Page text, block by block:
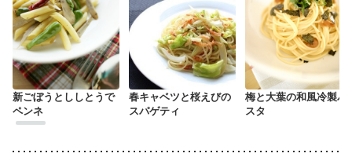
新ごぼうとししとうで
ペンネ
春キャベツと桜えびの
スパゲティ
梅と大葉の和風冷製パ
スタ